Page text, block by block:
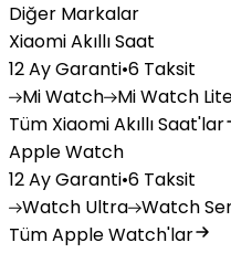
Diğer Markalar
Xiaomi Akıllı Saat
12 Ay Garanti•6 Taksit
MiWatch MiWatch
Tüm Xiaomi Akıllı Saat'lar
Apple Watch
12 Ay Garanti•6 Taksit
Watch Ultra Watch
Tüm Apple Watch'lar